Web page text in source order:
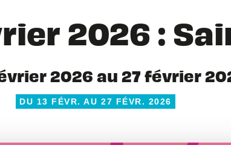
2026 :
2026 au 27 février
DU 13 FÉVR. AU 27 FÉVR. 2026